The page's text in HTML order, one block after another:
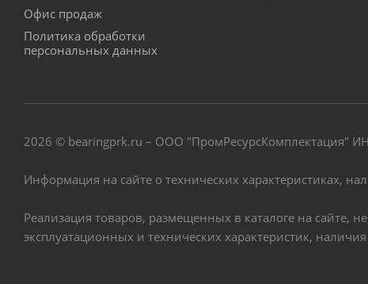
Офис продаж
Политика обработки
персональных данных
2026 © bearingprk.ru – ООО "ПромРесурсКомплектация"
Информация на сайте о технических характеристиках,
Реализация товаров, размещенных в каталоге на сайте,
эксплуатационных и технических характеристик,